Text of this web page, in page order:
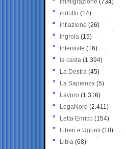
Immigrazione (734)
indulto (14)
inflazione (26)
Ingroia (15)
Interviste (16)
la casta (1.394)
La Destra (45)
La Sapienza (5)
Lavoro (1.316)
LegaNord (2.411)
Letta Enrico (154)
Liberi e Uguali (10)
Libia (68)